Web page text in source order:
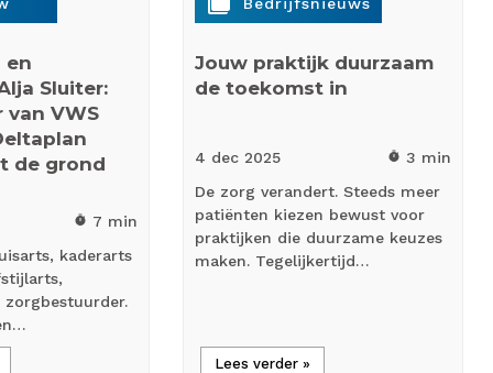
en
Sluiter:
van VWS
de grond
timer 7 min
kaderarts
Jouw praktijk duurzaam
de toekomst in
4 dec 2025 timer 3 min
De zorg verandert. Steeds meer
patiënten kiezen bewust voor
praktijken die duurzame keuzes
maken. Tegelijkertijd…
Lees verder »